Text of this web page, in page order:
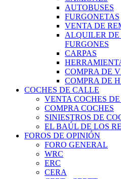
AUTOBUSES
FURGONETAS
VENTA DE
ALQUILER DE
FURGONES
CARPAS
COMPRA DE
COMPRA DE
COCHES DE CALLE
VENTA COCHES
COMPRA COCHES
SINIESTROS DE
EL BAÚL DE LOS
FOROS DE OPINIÓN
FORO GENERAL
WRC
ERC
CERA